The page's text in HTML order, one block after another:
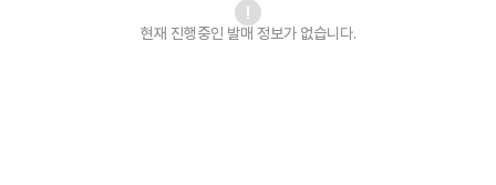
현재 진행중인 발매 정보가 없습니다.